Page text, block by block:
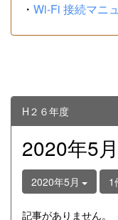
・ Wi-Fi 接続マニ
H２６年度
2020年5
2020年5月 1
記事がありません。